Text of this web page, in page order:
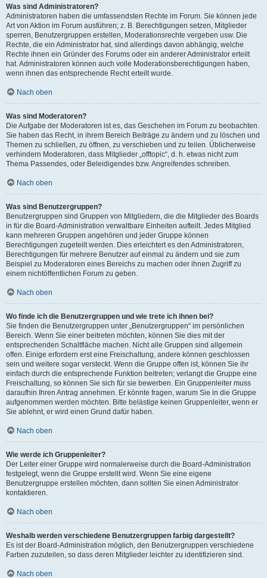
Was sind Administratoren?
Administratoren haben die umfassendsten Rechte im Forum. Sie können jede
Art von Aktion im Forum ausführen; z. B. Berechtigungen setzen, Mitglieder
sperren, Benutzergruppen erstellen, Moderationsrechte vergeben usw. Die
Rechte, die ein Administrator hat, sind allerdings davon abhängig, welche
Rechte ihnen ein Gründer des Forums oder ein anderer Administrator erteilt
hat. Administratoren können auch volle Moderationsberechtigungen haben,
wenn ihnen das entsprechende Recht erteilt wurde.
Nach oben
Was sind Moderatoren?
Die Aufgabe der Moderatoren ist es, das Geschehen im Forum zu beobachten.
Sie haben das Recht, in ihrem Bereich Beiträge zu ändern und zu löschen und
Themen zu schließen, zu öffnen, zu verschieben und zu teilen. Üblicherweise
verhindern Moderatoren, dass Mitglieder „offtopic“, d. h. etwas nicht zum
Thema Passendes, oder Beleidigendes bzw. Angreifendes schreiben.
Nach oben
Was sind Benutzergruppen?
Benutzergruppen sind Gruppen von Mitgliedern, die die Mitglieder des Boards
in für die Board-Administration verwaltbare Einheiten aufteilt. Jedes Mitglied
kann mehreren Gruppen angehören und jeder Gruppe können
Berechtigungen zugeteilt werden. Dies erleichtert es den Administratoren,
Berechtigungen für mehrere Benutzer auf einmal zu ändern und sie zum
Beispiel zu Moderatoren eines Bereichs zu machen oder ihnen Zugriff zu
einem nichtöffentlichen Forum zu geben.
Nach oben
Wo finde ich die Benutzergruppen und wie trete ich ihnen bei?
Sie finden die Benutzergruppen unter „Benutzergruppen“ im persönlichen
Bereich. Wenn Sie einer beitreten möchten, können Sie dies mit der
entsprechenden Schaltfläche machen. Nicht alle Gruppen sind allgemein
offen. Einige erfordern erst eine Freischaltung, andere können geschlossen
sein und weitere sogar versteckt. Wenn die Gruppe offen ist, können Sie ihr
einfach durch die entsprechende Funktion beitreten; verlangt die Gruppe eine
Freischaltung, so können Sie sich für sie bewerben. Ein Gruppenleiter muss
daraufhin Ihren Antrag annehmen. Er könnte fragen, warum Sie in die Gruppe
aufgenommen werden möchten. Bitte belästige keinen Gruppenleiter, wenn er
Sie ablehnt, er wird einen Grund dafür haben.
Nach oben
Wie werde ich Gruppenleiter?
Der Leiter einer Gruppe wird normalerweise durch die Board-Administration
festgelegt, wenn die Gruppe erstellt wird. Wenn Sie eine eigene
Benutzergruppe erstellen möchten, dann sollten Sie einen Administrator
kontaktieren.
Nach oben
Weshalb werden verschiedene Benutzergruppen farbig dargestellt?
Es ist der Board-Administration möglich, den Benutzergruppen verschiedene
Farben zuzuteilen, so dass deren Mitglieder leichter zu identifizieren sind.
Nach oben